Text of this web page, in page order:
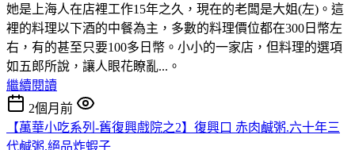
她是上海人在店裡工作15年之久，現在的老闆是大姐(左)。這
裡的料理以下酒的中餐為主，多數的料理價位都在300日幣左
右，有的甚至只要100多日幣。小小的一家店，但料理的選項
如五郎所說，讓人眼花瞭亂...。
繼續閱讀
2個月前
【萬華小吃系列-舊復興戲院之2】復興口 赤肉鹹粥.六十年三
代鹹粥.絕品炸蝦子